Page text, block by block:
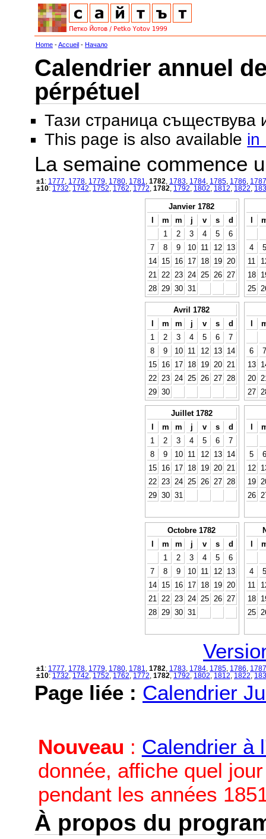
Home -Accueil - Начало
Calendrier annuel
pérpétuel
Тази страница съществува
This page is also available in
La semaine commence
±1: 1777 1778 1779 1780 1781 1782 1783 1784 1785 1786
1787
±10: 1732 1742 1752 1762 1772 1782 1792 1802 1812 1822
Janvier 1782
l
m m j v s
d
1
2 3 4 5
6
7
8 9 10 11 12
13
14
15 16 17 18 19
20
21
22 23 24 25 26
27
28
29 30 31
l
4
5
11
18
25
Avril 1782
l
m m j v s
d
1
2 3 4 5 6
7
8
9 10 11 12 13
14
15
16 17 18 19 20
21
22
23 24 25 26 27
28
29 30
l
6
7
13
20
27
Juillet 1782
l
m m j v s
d
1
2 3 4 5 6
7
8
9 10 11 12 13
14
15
16 17 18 19 20
21
22
23 24 25 26 27
28
29 30 31
l
5
6
12
19
26
Octobre 1782
l
m m j v s
d
1
2 3 4 5
6
7
8 9 10 11 12
13
14
15 16 17 18 19
20
21
22 23 24 25 26
27
28
29 30 31
l
4
5
11
18
25
±1: 1777 1778 1779 1780 1781 1782 1783 1784 1785 1786
1787
±10: 1732 1742 1752 1762 1772 1782 1792 1802 1812 1822
Page liée : Calendrier
Nouveau : Calendrier à
donnée, affiche quel
pendant les années
À propos du